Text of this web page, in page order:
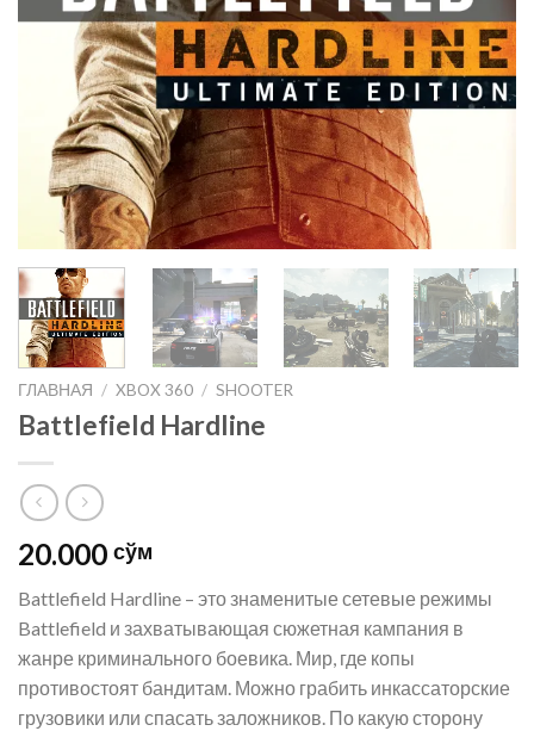
ГЛАВНАЯ / XBOX 360 / SHOOTER
Battlefield Hardline
20.000 сўм
Battlefield Hardline – это знаменитые сетевые режимы
Battlefield и захватывающая сюжетная кампания в
жанре криминального боевика. Мир, где копы
противостоят бандитам. Можно грабить инкассаторские
грузовики или спасать заложников. По какую сторону